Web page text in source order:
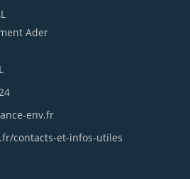
Ader
env.fr
contacts-et-infos-utiles